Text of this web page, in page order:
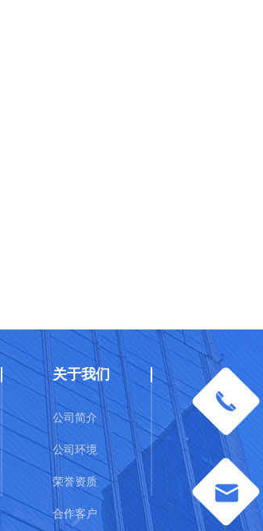
关于我们
公司简介
公司环境
荣誉资质
合作客户